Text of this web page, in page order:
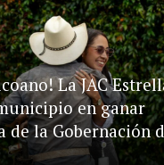
La JAC
en ganar
de la Gobernación